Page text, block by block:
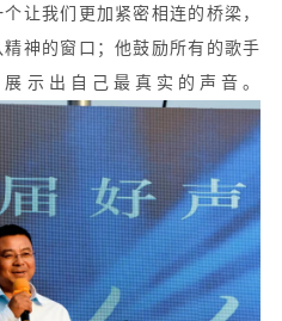
让我们更加紧密相连的桥梁，
神的窗口；他鼓励所有的歌手
示出自己最真实的声音。